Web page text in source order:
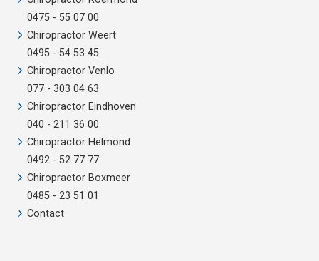
0475 - 55 07 00
Chiropractor Weert
0495 - 54 53 45
Chiropractor Venlo
077 - 303 04 63
Chiropractor Eindhoven
040 - 211 36 00
Chiropractor Helmond
0492 - 52 77 77
Chiropractor Boxmeer
0485 - 23 51 01
Contact